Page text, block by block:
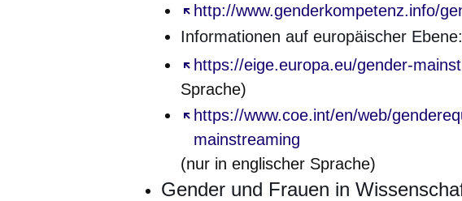
http://www.genderkompetenz.info/
Öffnet sich in einem neuen Fenster
Informationen auf europäischer Ebene:
https://eige.europa.eu/gender-
Öffnet sich in einem neuen Fenster
Sprache)
https://www.coe.int/en/web/
mainstreaming
Öffnet sich in einem neuen Fenster
(nur in englischer Sprache)
Gender und Frauen in